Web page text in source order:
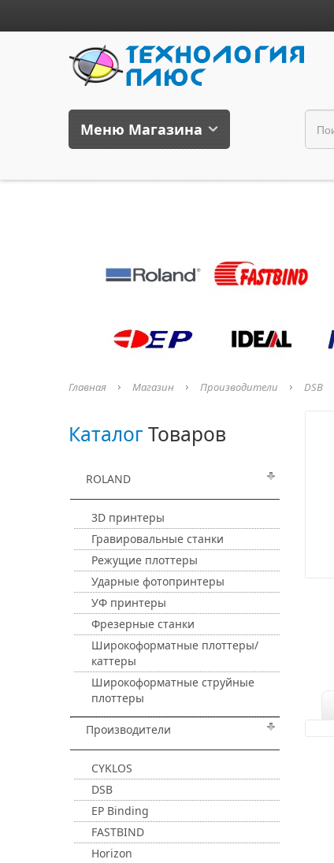
Меню Магазина
Главная Магазин Производители DSB
КаталогТоваров
ROLAND
3D принтеры
Гравировальные станки
Режущие плоттеры
Ударные фотопринтеры
УФ принтеры
Фрезерные станки
Широкоформатные плоттеры/
каттеры
Широкоформатные струйные
плоттеры
Производители
CYKLOS
DSB
EP Binding
FASTBIND
Horizon